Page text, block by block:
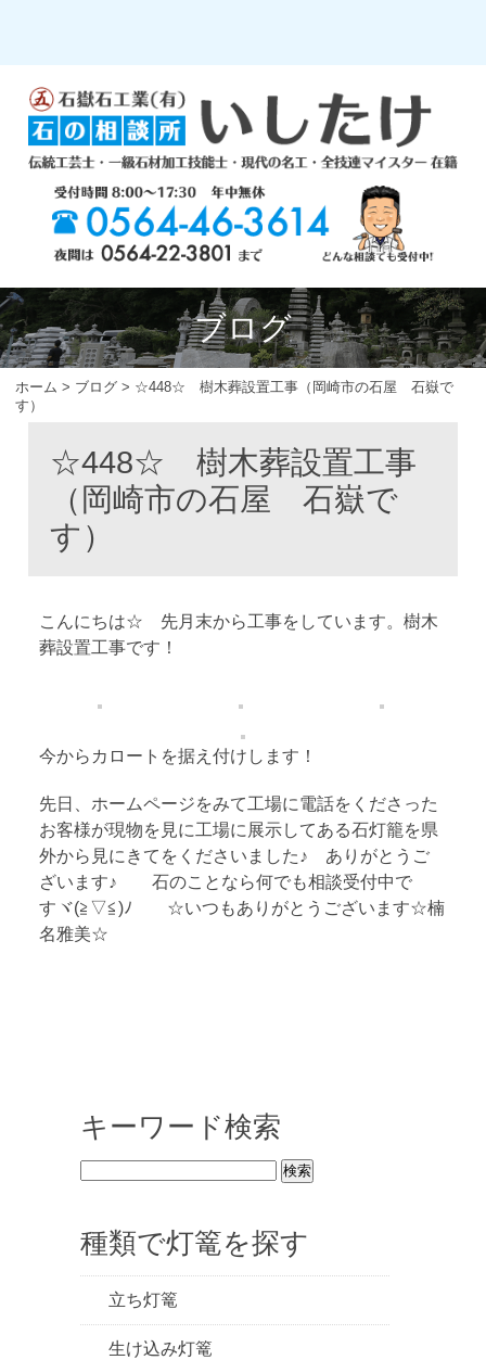
ブログ
ホーム > ブログ > ☆448☆ 樹木葬設置工事（岡崎市の石屋 石嶽で
す）
☆448☆ 樹木葬設置工事
（岡崎市の石屋 石嶽で
す）
こんにちは☆ 先月末から工事をしています。樹木
葬設置工事です！
今からカロートを据え付けします！
先日、ホームページをみて工場に電話をくださった
お客様が現物を見に工場に展示してある石灯籠を県
外から見にきてをくださいました♪ ありがとうご
ざいます♪ 石のことなら何でも相談受付中で
すヾ(≧▽≦)ﾉ ☆いつもありがとうございます☆楠
名雅美☆
キーワード検索
種類で灯篭を探す
立ち灯篭
生け込み灯篭